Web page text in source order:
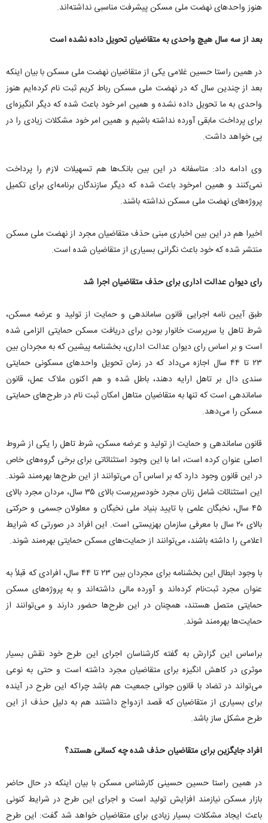
هنوز واحد‌های نهضت ملی مسکن پیشرفت مناسبی نداشته‌اند.
بعد از سه سال هیچ واحدی به متقاضیان تحویل داده نشده است
در همین راستا حسین غلامی یکی از متقاضیان نهضت ملی مسکن با بیان اینکه
بعد از چندین سال که در نهضت ملی مسکن رباط کریم ثبت نام کرده‌ایم هنوز
واحدی به ما تحویل داده نشده و همین امر خود باعث شده که دیگر انگیزه‌ای
برای پرداخت مابقی آورده نداشته باشیم و همین امر خود مشکلات زیادی را در
پی خواهد داشت.
وی ادامه داد: متاسفانه در این بین بانک‌ها هم تسهیلات لازم را پرداخت
نمی‌کنند و همین امرخود باعث شده که دیگر سازندگان برنامه‌ای برای تکمیل
پروژه‌های نهضت ملی مسکن نداشته باشند.
اخیرا هم در این بین اخباری مبنی حذف متقاضیان مجرد از نهضت ملی مسکن
منتشر شده که خود باعث نگرانی بسیاری از متقاضیان شده است.
رای دیوان عدالت اداری برای حذف متقاضیان اجرا شد
طبق آیین نامه اجرایی قانون ساماندهی و حمایت از تولید و عرضه مسکن،
شرط تاهل یا سرپرست خانوار بودن برای دریافت مسکن حمایتی الزامی شده
است و بر اساس رای دیوان عدالت اداری، بخشنامه پیشین که به مجردان بین
۲۳ تا ۴۴ سال اجازه می‌داد که در زمان تحویل واحد‌های مسکونی حمایتی
سندی دال بر تاهل ارایه دهند، باطل شده و هم اکنون ملاک عمل، قانون
ساماندهی است که تنها به متقاضیان متاهل امکان ثبت نام در طرح‌های حمایتی
مسکن را می‌دهد.
قانون ساماندهی و حمایت از تولید و عرضه مسکن، شرط تاهل را یکی از شروط
اصلی عنوان کرده است، اما با این وجود استثنائاتی برای برخی گروه‌های خاص
در این قانون وجود دارد که بر اساس آن می‌توانند از این طرح‌ها بهره‌مند شوند.
این استثنائات شامل زنان مجرد خودسرپرست بالای ۳۵ سال، مردان مجرد بالای
۴۵ سال، نخبگان علمی با تایید بنیاد ملی نخبگان و معلولان جسمی و حرکتی
بالای ۲۰ سال با معرفی سازمان بهزیستی است. این افراد در صورتی که شرایط
اعلامی را داشته باشند، می‌توانند از حمایت‌های مسکن حمایتی بهره‌مند شوند.
با وجود ابطال این بخشنامه برای مجردان بین ۲۳ تا ۴۴ سال، افرادی که قبلاً به
عنوان مجرد ثبت‌نام کرده‌اند و آورده مالی داشته‌اند و به پروژه‌های مسکن
حمایتی متصل هستند، همچنان در این طرح‌ها حضور دارند و می‌توانند از
حمایت‌ها بهره‌مند شوند.
براساس این گزارش به گفته کارشناسان اجرای این طرح خود نقش بسیار
موثری در کاهش انگیزه برای متقاضیان مجرد داشته است و حتی به نوعی
می‌تواند در تضاد با قانون جوانی جمعیت هم باشد چراکه این طرح در آینده
برای بسیاری از متقاضیان که قصد ازدواج داشتند هم به دلیل حذف از این
طرح مشکل ساز باشد.
افراد جایگزین برای متقاضیان حذف شده چه کسانی هستند؟
در همین راستا حسین حسینی کارشناس مسکن با بیان اینکه در حال حاضر
بازار مسکن نیازمند افزایش تولید است و اجرای این طرح در شرایط کنونی
باعث ایجاد مشکلات بسیار زیادی برای متقاضیان خواهد شد گفت: این طرح